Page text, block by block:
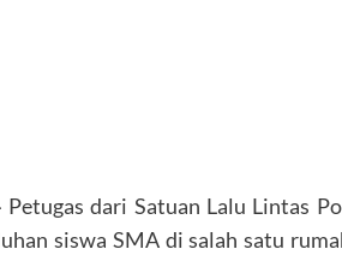
Petugas dari Satuan Lalu Lintas
siswa SMA di salah satu